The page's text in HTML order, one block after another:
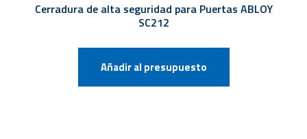
Cerradura de alta seguridad para Puertas ABLOY
SC212
Añadir al presupuesto